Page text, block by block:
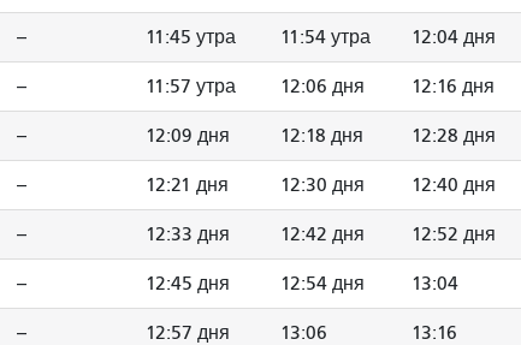
-- 11:45 утра 11:54 утра 12:04 дня
-- 11:57 утра 12:06 дня 12:16 дня
-- 12:09 дня 12:18 дня 12:28 дня
-- 12:21 дня 12:30 дня 12:40 дня
-- 12:33 дня 12:42 дня 12:52 дня
-- 12:45 дня 12:54 дня 13:04
-- 12:57 дня 13:06 13:16